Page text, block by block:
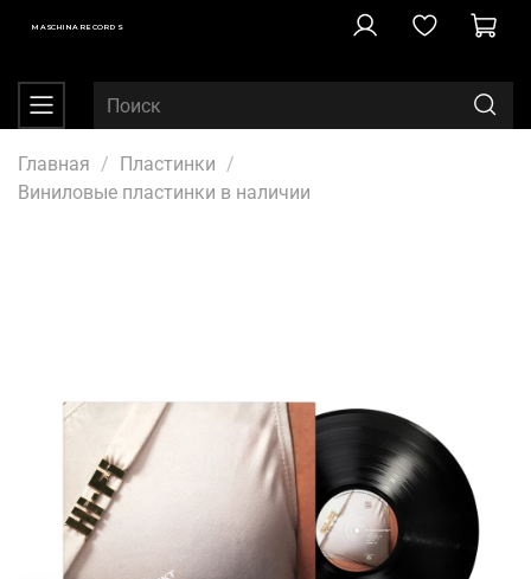
MASCHINA RECORDS
Главная
Пластинки
Виниловые пластинки в наличии